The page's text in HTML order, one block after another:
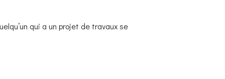
qui a un projet de travaux se